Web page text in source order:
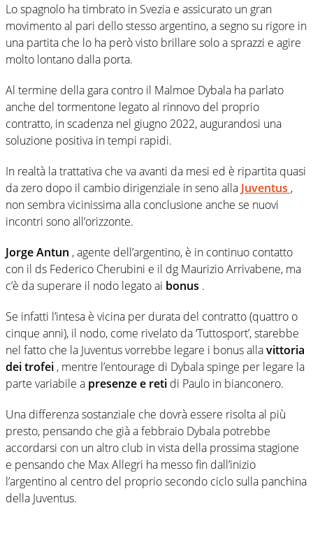
Lo spagnolo ha timbrato in Svezia e assicurato un gran
movimento al pari dello stesso argentino, a segno su rigore in
una partita che lo ha però visto brillare solo a sprazzi e agire
molto lontano dalla porta.
Al termine della gara contro il Malmoe Dybala ha parlato
anche del tormentone legato al rinnovo del proprio
contratto, in scadenza nel giugno 2022, augurandosi una
soluzione positiva in tempi rapidi.
In realtà la trattativa che va avanti da mesi ed è ripartita quasi
da zero dopo il cambio dirigenziale in seno alla Juventus ,
non sembra vicinissima alla conclusione anche se nuovi
incontri sono all’orizzonte.
Jorge Antun , agente dell’argentino, è in continuo contatto
con il ds Federico Cherubini e il dg Maurizio Arrivabene, ma
c’è da superare il nodo legato ai bonus .
Se infatti l’intesa è vicina per durata del contratto (quattro o
cinque anni), il nodo, come rivelato da ‘Tuttosport’, starebbe
nel fatto che la Juventus vorrebbe legare i bonus allavittoria
dei trofei , mentre l’entourage di Dybala spinge per legare la
parte variabile a presenze e reti di Paulo in bianconero.
Una differenza sostanziale che dovrà essere risolta al più
presto, pensando che già a febbraio Dybala potrebbe
accordarsi con un altro club in vista della prossima stagione
e pensando che Max Allegri ha messo fin dall’inizio
l’argentino al centro del proprio secondo ciclo sulla panchina
della Juventus.